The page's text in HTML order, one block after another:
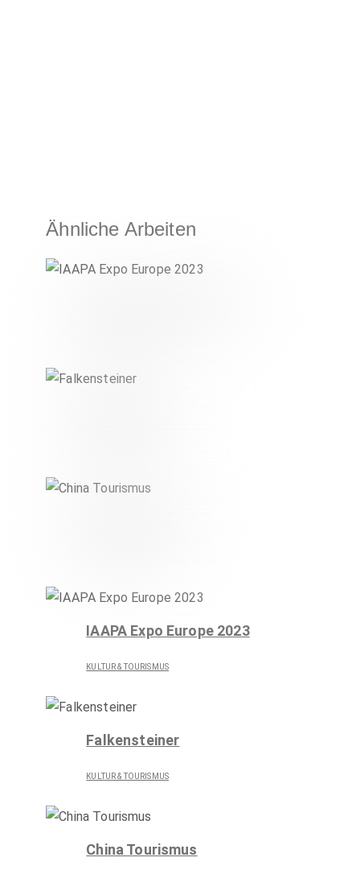
Ähnliche Arbeiten
IAAPA Expo Europe 2023
KULTUR & TOURISMUS
Falkensteiner
KULTUR & TOURISMUS
China Tourismus